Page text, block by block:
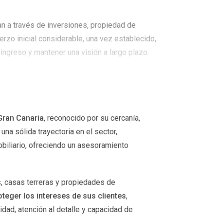
a través de inversiones, propiedad de
inicial considerable, una vez establecido,
y mantener una visión a largo plazo.
exploraremos algunas de las más
a inquilinos, puedes obtener un flujo
así como considerar los costos de
a generar mejores retornos.
Canaria, reconocido por su cercanía,
sólida trayectoria en el sector,
ofreciendo un asesoramiento
casas terreras y propiedades de
los intereses de sus clientes,
atención al detalle y capacidad de